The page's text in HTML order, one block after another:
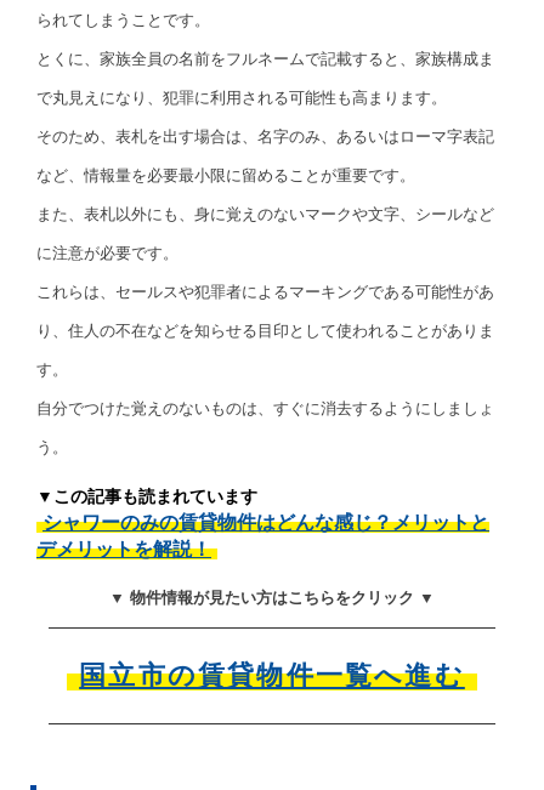
られてしまうことです。
とくに、家族全員の名前をフルネームで記載すると、家族構成ま
で丸見えになり、犯罪に利用される可能性も高まります。
そのため、表札を出す場合は、名字のみ、あるいはローマ字表記
など、情報量を必要最小限に留めることが重要です。
また、表札以外にも、身に覚えのないマークや文字、シールなど
に注意が必要です。
これらは、セールスや犯罪者によるマーキングである可能性があ
り、住人の不在などを知らせる目印として使われることがありま
す。
自分でつけた覚えのないものは、すぐに消去するようにしましょ
う。
▼この記事も読まれています
シャワーのみの賃貸物件はどんな感じ？メリットと
デメリットを解説！
▼ 物件情報が見たい方はこちらをクリック ▼
国立市の賃貸物件一覧へ進む